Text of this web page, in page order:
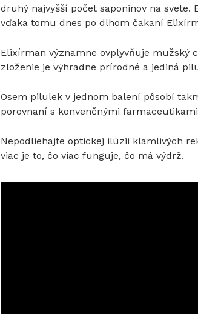
druhý najvyšší počet saponinov na
vďaka tomu dnes po dlhom čakaní
Elixírman významne ovplyvňuje mužský
zloženie je výhradne prírodné a jediná
Osem pilulek v jednom balení pôsobí
porovnaní s konvenčnými
Nepodliehajte optickej ilúzii klamlivých
viac je to, čo viac funguje, čo má výdrž.